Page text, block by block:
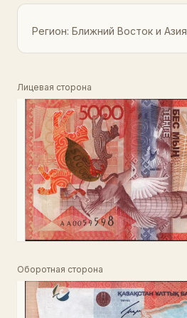
Регион: Ближний Восток и Азия
Лицевая сторона
Оборотная сторона